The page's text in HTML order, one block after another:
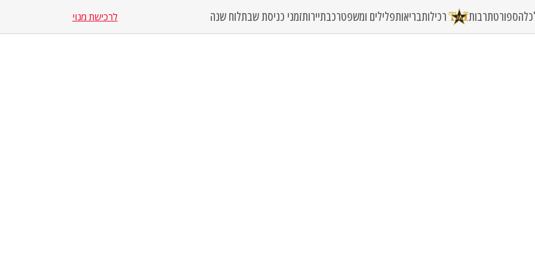
ספורטתרבות רכילותבריאותפלילים ומשפטרכבתיירותזמני כניסת שבתלוח שנה לרכישת מנוי